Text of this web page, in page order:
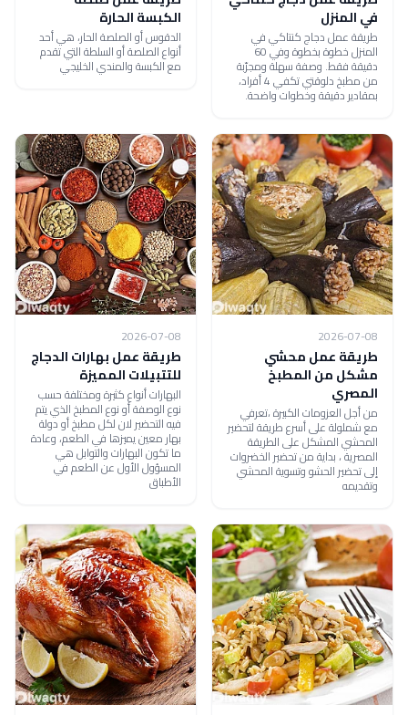
في المنزل
طريقة عمل دجاج كنتاكي في
المنزل خطوة بخطوة وفي 60
دقيقة فقط. وصفة سهلة ومجرّبة
من مطبخ دلوقتي تكفي 4 أفراد،
بمقادير دقيقة وخطوات واضحة.
الكبسة الحارة
الدقوس أو الصلصة الحار، هي أحد
أنواع الصلصة أو السلطة التي تقدم
مع الكبسة والمندي الخليجي
2026-07-08
طريقة عمل محشي
مشكل من المطبخ
المصري
من أجل العزومات الكبيرة ،تعرفي
مع شملولة على أسرع طريقة لتحضير
المحشي المشكل على الطريقة
المصرية ، بداية من تحضير الخضروات
إلى تحضير الحشو وتسوية المحشي
وتقديمه
2026-07-08
طريقة عمل بهارات الدجاج
للتتبيلات المميزة
البهارات أنواع كثيرة ومختلفة حسب
نوع الوصفة أو نوع المطبخ الذي يتم
فيه التحضير لان لكل مطبخ أو دولة
بهار معين يميزها في الطعم، وعادة
ما تكون البهارات والتوابل هي
المسؤول الأول عن الطعم في
الأطباق